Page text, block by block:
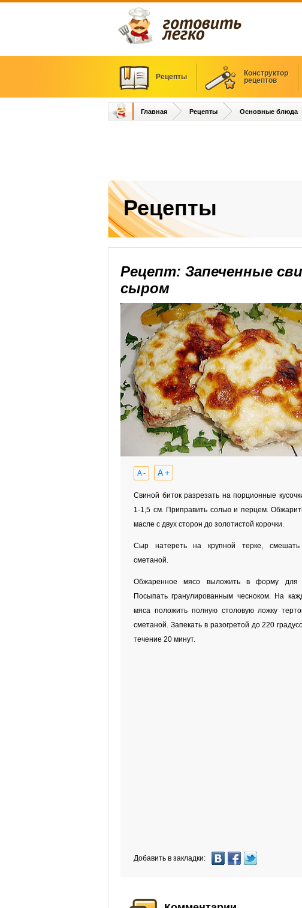
Рецепты
Конструктор
рецептов
Главная Рецепты Основные блюда
Рецепты
Рецепт: Запеченные
сыром
A - A +
Свиной биток разрезать на порционные
1-1,5 см. Приправить солью и перцем.
масле с двух сторон до золотистой корочки.
Сыр натереть на крупной терке,
сметаной.
Обжаренное мясо выложить в форму для
Посыпать гранулированным чесноком. На
мяса положить полную столовую ложку
сметаной. Запекать в разогретой до 220
течение 20 минут.
Добавить в закладки: